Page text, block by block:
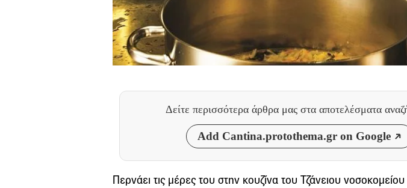
Δείτε περισσότερα άρθρα μας στα αποτελέσματα
Add Cantina.protothema.gr on Google
Περνάει τις μέρες του στην κουζίνα του Τζάνειου νοσοκομείου